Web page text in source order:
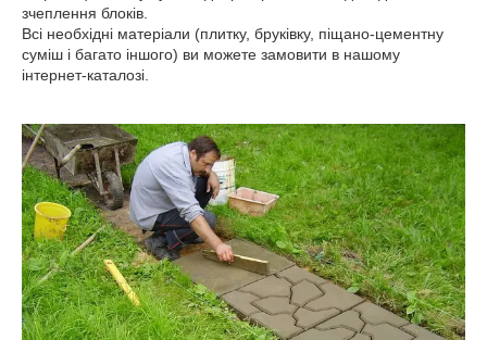
зчеплення блоків.
Всі необхідні матеріали (плитку, бруківку, піщано-цементну
суміш і багато іншого) ви можете замовити в нашому
інтернет-каталозі.